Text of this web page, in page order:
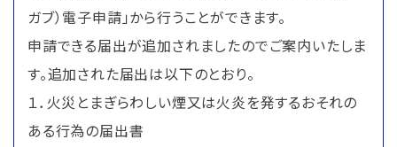
ガブ）電子申請」から行うことができます。
申請できる届出が追加されましたのでご案内いたしま
す。追加された届出は以下のとおり。
１．火災とまぎらわしい煙又は火炎を発するおそれの
ある行為の届出書